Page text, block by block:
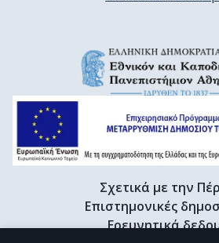
Σχετικά με την
Επιστημονικές
Ερευνητικά